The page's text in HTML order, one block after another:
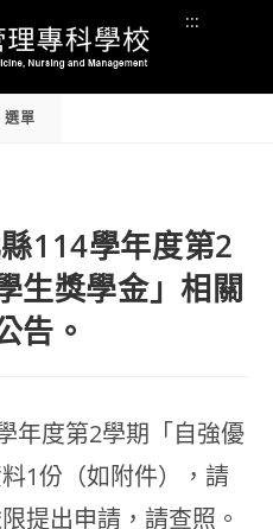
:::
:::
選單
縣114學年度第2
生獎學金」相關
告。
年度第2學期「自強優
1份（如附件），請
提出申請，請查照。